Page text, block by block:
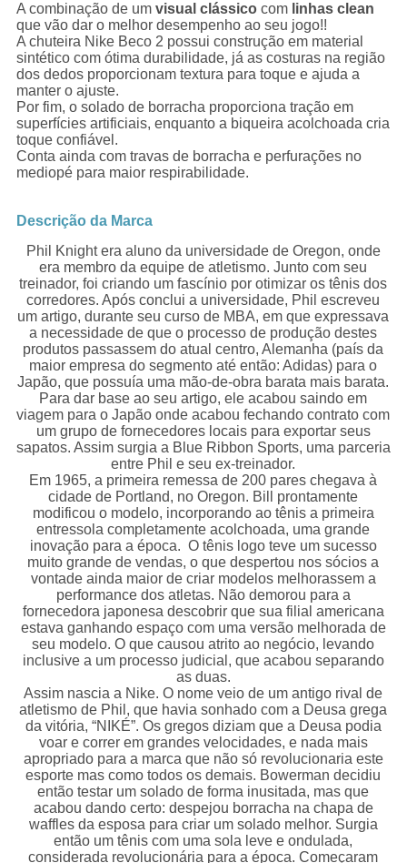
A combinação de um visual clássico comlinhas clean
que vão dar o melhor desempenho ao seu jogo!!
A chuteira Nike Beco 2 possui construção em material
sintético com ótima durabilidade, já as costuras na região
dos dedos proporcionam textura para toque e ajuda a
manter o ajuste.
Por fim, o solado de borracha proporciona tração em
superfícies artificiais, enquanto a biqueira acolchoada cria
toque confiável.
Conta ainda com travas de borracha e perfurações no
mediopé para maior respirabilidade.
Descrição da Marca
Phil Knight era aluno da universidade de Oregon, onde
era membro da equipe de atletismo. Junto com seu
treinador, foi criando um fascínio por otimizar os tênis dos
corredores. Após conclui a universidade, Phil escreveu
um artigo, durante seu curso de MBA, em que expressava
a necessidade de que o processo de produção destes
produtos passassem do atual centro, Alemanha (país da
maior empresa do segmento até então: Adidas) para o
Japão, que possuía uma mão-de-obra barata mais barata.
Para dar base ao seu artigo, ele acabou saindo em
viagem para o Japão onde acabou fechando contrato com
um grupo de fornecedores locais para exportar seus
sapatos. Assim surgia a Blue Ribbon Sports, uma parceria
entre Phil e seu ex-treinador.
Em 1965, a primeira remessa de 200 pares chegava à
cidade de Portland, no Oregon. Bill prontamente
modificou o modelo, incorporando ao tênis a primeira
entressola completamente acolchoada, uma grande
inovação para a época. O tênis logo teve um sucesso
muito grande de vendas, o que despertou nos sócios a
vontade ainda maior de criar modelos melhorassem a
performance dos atletas. Não demorou para a
fornecedora japonesa descobrir que sua filial americana
estava ganhando espaço com uma versão melhorada de
seu modelo. O que causou atrito ao negócio, levando
inclusive a um processo judicial, que acabou separando
as duas.
Assim nascia a Nike. O nome veio de um antigo rival de
atletismo de Phil, que havia sonhado com a Deusa grega
da vitória, “NIKÉ”. Os gregos diziam que a Deusa podia
voar e correr em grandes velocidades, e nada mais
apropriado para a marca que não só revolucionaria este
esporte mas como todos os demais. Bowerman decidiu
então testar um solado de forma inusitada, mas que
acabou dando certo: despejou borracha na chapa de
waffles da esposa para criar um solado melhor. Surgia
então um tênis com uma sola leve e ondulada,
considerada revolucionária para a época. Começaram